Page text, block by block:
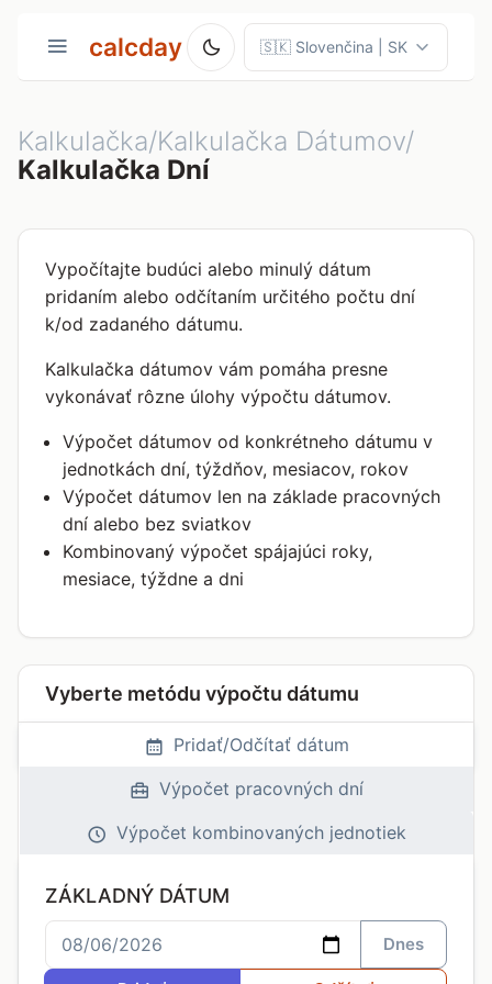
calcday
Kalkulačka/Kalkulačka Dátumov/
Kalkulačka Dní
Vypočítajte budúci alebo minulý dátum
pridaním alebo odčítaním určitého počtu dní
k/od zadaného dátumu.
Kalkulačka dátumov vám pomáha presne
vykonávať rôzne úlohy výpočtu dátumov.
Výpočet dátumov od konkrétneho dátumu v
jednotkách dní, týždňov, mesiacov, rokov
Výpočet dátumov len na základe pracovných
dní alebo bez sviatkov
Kombinovaný výpočet spájajúci roky,
mesiace, týždne a dni
Vyberte metódu výpočtu dátumu
Pridať/Odčítať dátum
Výpočet pracovných dní
Výpočet kombinovaných jednotiek
ZÁKLADNÝ DÁTUM
Dnes